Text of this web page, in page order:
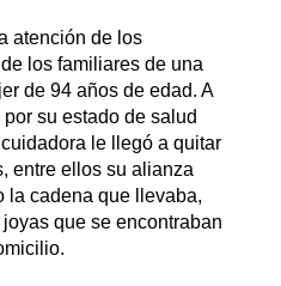
atención de los
los familiares de una
de 94 años de edad. A
su estado de salud
le llegó a quitar
entre ellos su alianza
la cadena que llevaba,
que se encontraban